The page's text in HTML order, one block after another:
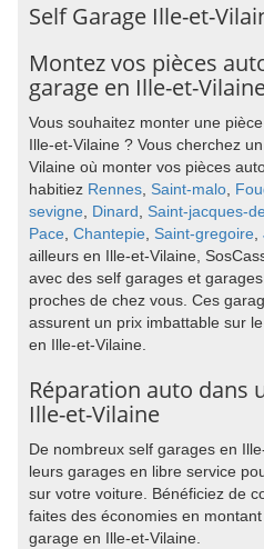
Self Garage Ille-et-
Montez vos pièces
garage en Ille-et-
Vous souhaitez monter une
Ille-et-Vilaine ? Vous cherchez
Vilaine où monter vos pièces
habitiez Rennes, Saint-malo,
sevigne, Dinard, Saint-jacques-
Pace, Chantepie, Saint-gregoire,
ailleurs en Ille-et-Vilaine,
avec des self garages et
proches de chez vous. Ces
assurent un prix imbattable sur
en Ille-et-Vilaine.
Réparation auto dans
Ille-et-Vilaine
De nombreux self garages en
leurs garages en libre service
sur votre voiture. Bénéficiez de
faites des économies en
garage en Ille-et-Vilaine.